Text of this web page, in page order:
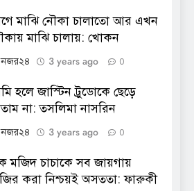
মাঝি নৌকা চালাতো আর এখন
মাঝি চালায়: খোকন
নজর২৪ 3 years ago 0
হলে জাস্টিন ট্রুডোকে ছেড়ে
না: তসলিমা নাসরিন
নজর২৪ 3 years ago 0
মজিদ চাচাকে সব জায়গায়
করা নিশ্চয়ই অসততা: ফারুকী